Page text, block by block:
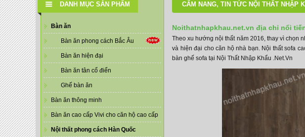
DANH MỤC SẢN PHẨM
Bàn ăn
Bàn ăn phong cách Bắc Âu
Bàn ăn hiện đại
Bàn ăn tân cổ điển
Ghế bàn ăn
Bàn ăn thông minh
Bàn ăn cao cấp Vivi cho căn hộ cao cấp
Nội thất phong cách Hàn Quốc
CẨM NANG, TIN TỨC NỘI THẤT NHẬP
Noithatnhapkhau.net.vn địa chỉ nổi
Theo xu hướng nội thất năm 2016, thay vì chọn
và hiện đại cho căn hộ nhà bạn. Nội thất sofa
bàn ghế sofa tại Nội Thất Nhập Khẩu .Net.Vn